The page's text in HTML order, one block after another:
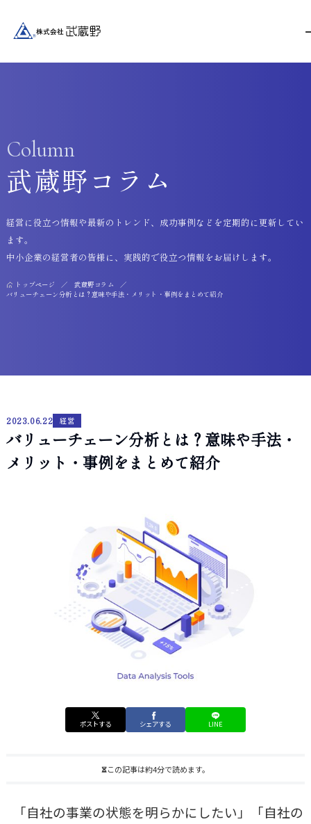
Column
武蔵野コラム
トップページ
武蔵野コラム
バリューチェーン分析とは？意味や手法・メリット・事例をまとめて紹介
経営に役立つ情報や最新のトレンド、成功事例などを定期的に更新してい
ます。
中小企業の経営者の皆様に、実践的で役立つ情報をお届けします。
2023.06.22 経営
バリューチェーン分析とは？意味や手法・
メリット・事例をまとめて紹介
ポストする シェアする LINE
この記事は約4分で読めます。
「自社の事業の状態を明らかにしたい」「自社の